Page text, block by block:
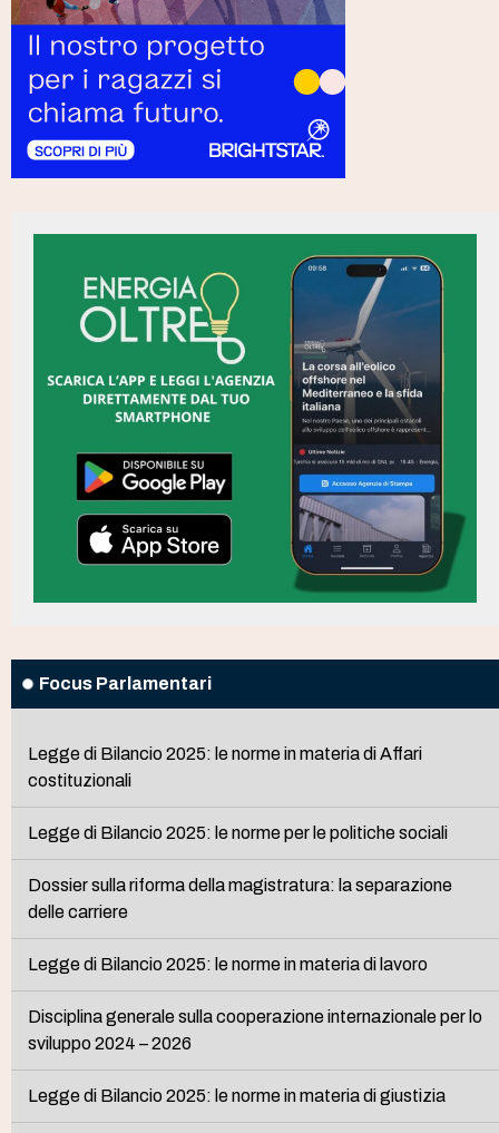
Focus Parlamentari
Legge di Bilancio 2025: le norme in materia di Affari
costituzionali
Legge di Bilancio 2025: le norme per le politiche sociali
Dossier sulla riforma della magistratura: la separazione
delle carriere
Legge di Bilancio 2025: le norme in materia di lavoro
Disciplina generale sulla cooperazione internazionale per lo
sviluppo 2024 – 2026
Legge di Bilancio 2025: le norme in materia di giustizia